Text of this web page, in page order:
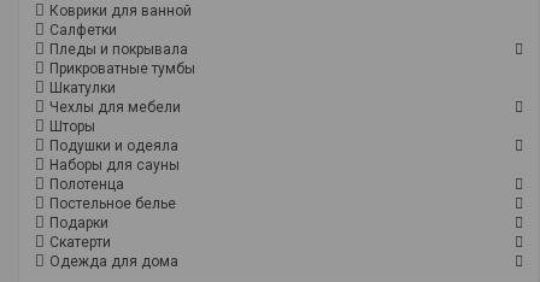
Коврики для ванной
Салфетки
Пледы и покрывала
Прикроватные тумбы
Шкатулки
Чехлы для мебели
Шторы
Подушки и одеяла
Наборы для сауны
Полотенца
Постельное белье
Подарки
Скатерти
Одежда для дома